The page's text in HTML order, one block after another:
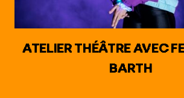
ATELIER THÉÂTRE AVEC
BARTH